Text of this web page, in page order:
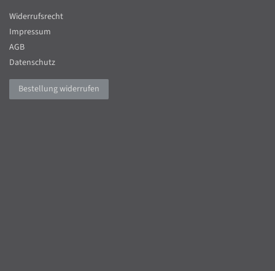
Widerrufsrecht
Impressum
AGB
Datenschutz
Bestellung widerrufen